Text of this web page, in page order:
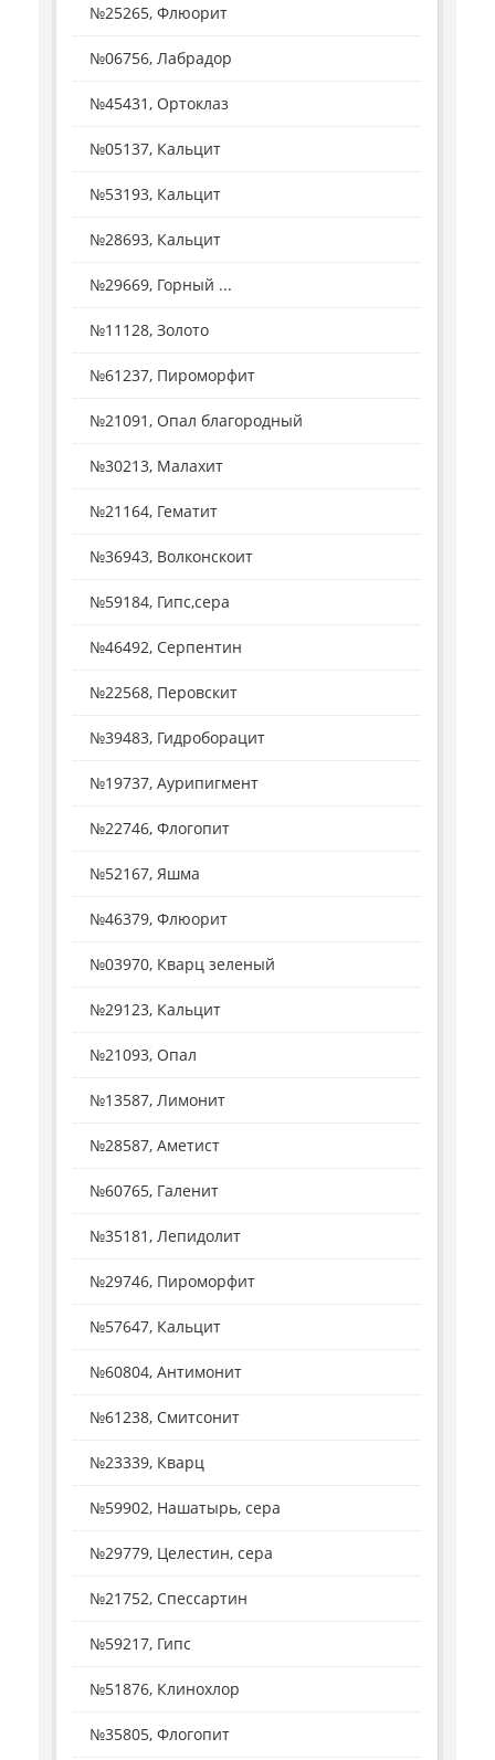
№25265, Флюорит
№06756, Лабрадор
№45431, Ортоклаз
№05137, Кальцит
№53193, Кальцит
№28693, Кальцит
№29669, Горный ...
№11128, Золото
№61237, Пироморфит
№21091, Опал благородный
№30213, Малахит
№21164, Гематит
№36943, Волконскоит
№59184, Гипс,сера
№46492, Серпентин
№22568, Перовскит
№39483, Гидроборацит
№19737, Аурипигмент
№22746, Флогопит
№52167, Яшма
№46379, Флюорит
№03970, Кварц зеленый
№29123, Кальцит
№21093, Опал
№13587, Лимонит
№28587, Аметист
№60765, Галенит
№35181, Лепидолит
№29746, Пироморфит
№57647, Кальцит
№60804, Антимонит
№61238, Смитсонит
№23339, Кварц
№59902, Нашатырь, сера
№29779, Целестин, сера
№21752, Спессартин
№59217, Гипс
№51876, Клинохлор
№35805, Флогопит